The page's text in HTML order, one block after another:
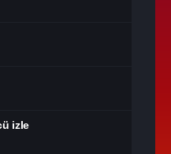
izle